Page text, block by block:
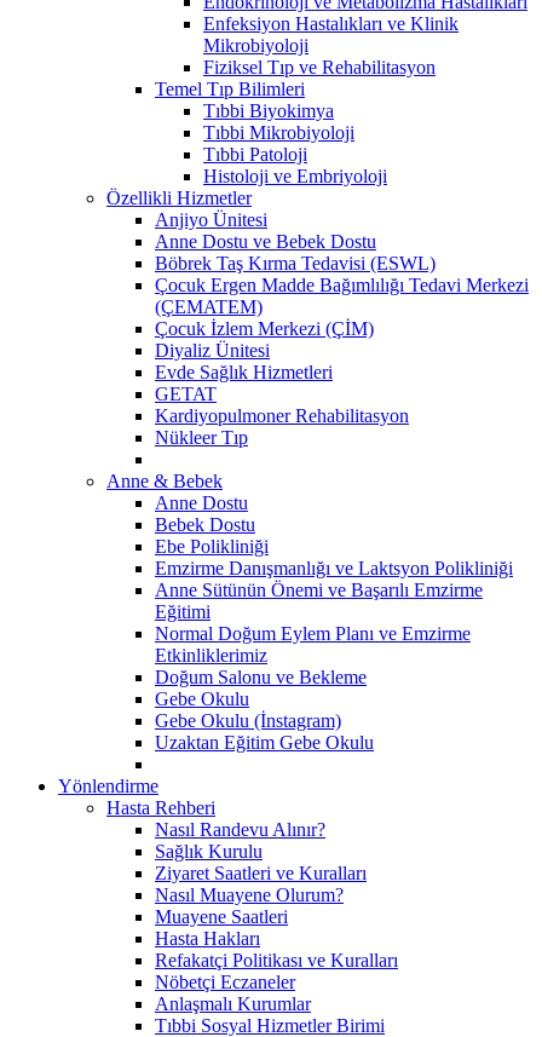
Enfeksiyon Hastalıkları ve Klinik
Mikrobiyoloji
Fiziksel Tıp ve Rehabilitasyon
Temel Tıp Bilimleri
Tıbbi Biyokimya
Tıbbi Mikrobiyoloji
Tıbbi Patoloji
Histoloji ve Embriyoloji
Özellikli Hizmetler
Anjiyo Ünitesi
Anne Dostu ve Bebek Dostu
Böbrek Taş Kırma Tedavisi (ESWL)
Çocuk Ergen Madde Bağımlılığı Tedavi Merkezi
(ÇEMATEM)
Çocuk İzlem Merkezi (ÇİM)
Diyaliz Ünitesi
Evde Sağlık Hizmetleri
GETAT
Kardiyopulmoner Rehabilitasyon
Nükleer Tıp
Anne & Bebek
Anne Dostu
Bebek Dostu
Ebe Polikliniği
Emzirme Danışmanlığı ve Laktsyon Polikliniği
Anne Sütünün Önemi ve Başarılı Emzirme
Eğitimi
Normal Doğum Eylem Planı ve Emzirme
Etkinliklerimiz
Doğum Salonu ve Bekleme
Gebe Okulu
Gebe Okulu (İnstagram)
Uzaktan Eğitim Gebe Okulu
Yönlendirme
Hasta Rehberi
Nasıl Randevu Alınır?
Sağlık Kurulu
Ziyaret Saatleri ve Kuralları
Nasıl Muayene Olurum?
Muayene Saatleri
Hasta Hakları
Refakatçi Politikası ve Kuralları
Nöbetçi Eczaneler
Anlaşmalı Kurumlar
Tıbbi Sosyal Hizmetler Birimi